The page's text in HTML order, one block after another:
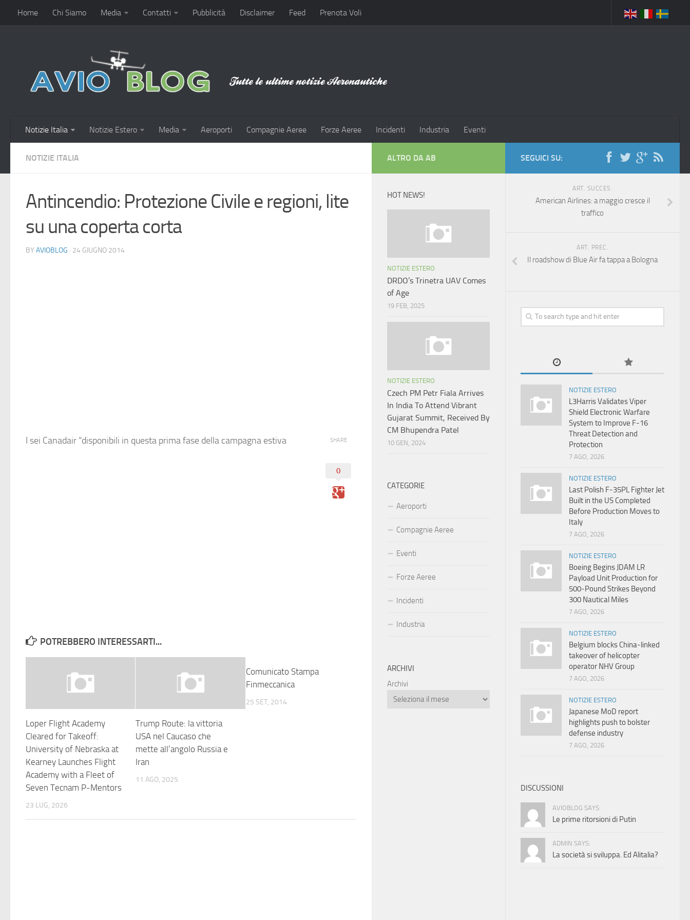
Home Chi Siamo Media Contatti Pubblicità Disclaimer Feed Prenota Voli
Notizie Italia Notizie Estero Media Aeroporti Compagnie Aeree Forze Aeree Incidenti Industria Eventi
NOTIZIE ITALIA
Antincendio: Protezione Civile e regioni, lite
su una coperta corta
BY AVIOBLOG · 24 GIUGNO 2014
I sei Canadair “disponibili in questa prima fase della campagna estiva SHARE
0
POTREBBERO INTERESSARTI...
Loper Flight Academy
Cleared for Takeoff:
University of Nebraska at
Kearney Launches Flight
Academy with a Fleet of
Seven Tecnam P-Mentors
23 LUG, 2026
Trump Route: la vittoria
USA nel Caucaso che
mette all’angolo Russia e
Iran
11 AGO, 2025
Comunicato Stampa
Finmeccanica
25 SET, 2014
SEGUICI SU:
ART. SUCCES.
American Airlines: a maggio cresce il
traffico
ART. PREC.
Il roadshow di Blue Air fa tappa a Bologna
NOTIZIE ESTERO
L3Harris Validates Viper
Shield Electronic Warfare
System to Improve F-16
Threat Detection and
Protection
7 AGO, 2026
NOTIZIE ESTERO
Last Polish F-35PL Fighter Jet
Built in the US Completed
Before Production Moves to
Italy
7 AGO, 2026
NOTIZIE ESTERO
Boeing Begins JDAM LR
Payload Unit Production for
500-Pound Strikes Beyond
300 Nautical Miles
7 AGO, 2026
NOTIZIE ESTERO
Belgium blocks China-linked
takeover of helicopter
operator NHV Group
7 AGO, 2026
NOTIZIE ESTERO
Japanese MoD report
highlights push to bolster
defense industry
7 AGO, 2026
DISCUSSIONI
AVIOBLOG SAYS:
Le prime ritorsioni di Putin
ADMIN SAYS:
La società si sviluppa. Ed Alitalia?
ALTRO DA AB
HOT NEWS!
NOTIZIE ESTERO
DRDO’s Trinetra UAV Comes
of Age
19 FEB, 2025
NOTIZIE ESTERO
Czech PM Petr Fiala Arrives
In India To Attend Vibrant
Gujarat Summit, Received By
CM Bhupendra Patel
10 GEN, 2024
CATEGORIE
Aeroporti
Compagnie Aeree
Eventi
Forze Aeree
Incidenti
Industria
ARCHIVI
Archivi